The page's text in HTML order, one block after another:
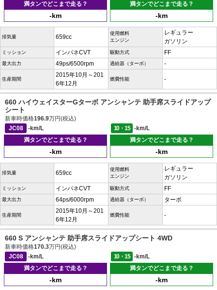
満タンでどこまで走る？
-km
満タンでどこまで走る？
-km
排気量 659cc
使用燃料
エンジン
レギュラー
ガソリン
ミッション インパネCVT 駆動方式 FF
最大出力 49ps/6500rpm 過給器（ターボ） -
生産期間
2015年10月～201
6年12月
燃費性能 -
660 ハイウェイスターGターボ アンシャンテ 助手席スライドアップ
シート
新車時価格196.9万円(税込)
JC08
-km/L 10・15
-km/L
満タンでどこまで走る？
-km
満タンでどこまで走る？
-km
排気量 659cc
使用燃料
エンジン
レギュラー
ガソリン
ミッション インパネCVT 駆動方式 FF
最大出力 64ps/6000rpm 過給器（ターボ） ターボ
生産期間
2015年10月～201
6年12月
燃費性能 -
660 S アンシャンテ 助手席スライドアップシート 4WD
新車時価格170.3万円(税込)
JC08
-km/L 10・15
-km/L
満タンでどこまで走る？
-km
満タンでどこまで走る？
-km